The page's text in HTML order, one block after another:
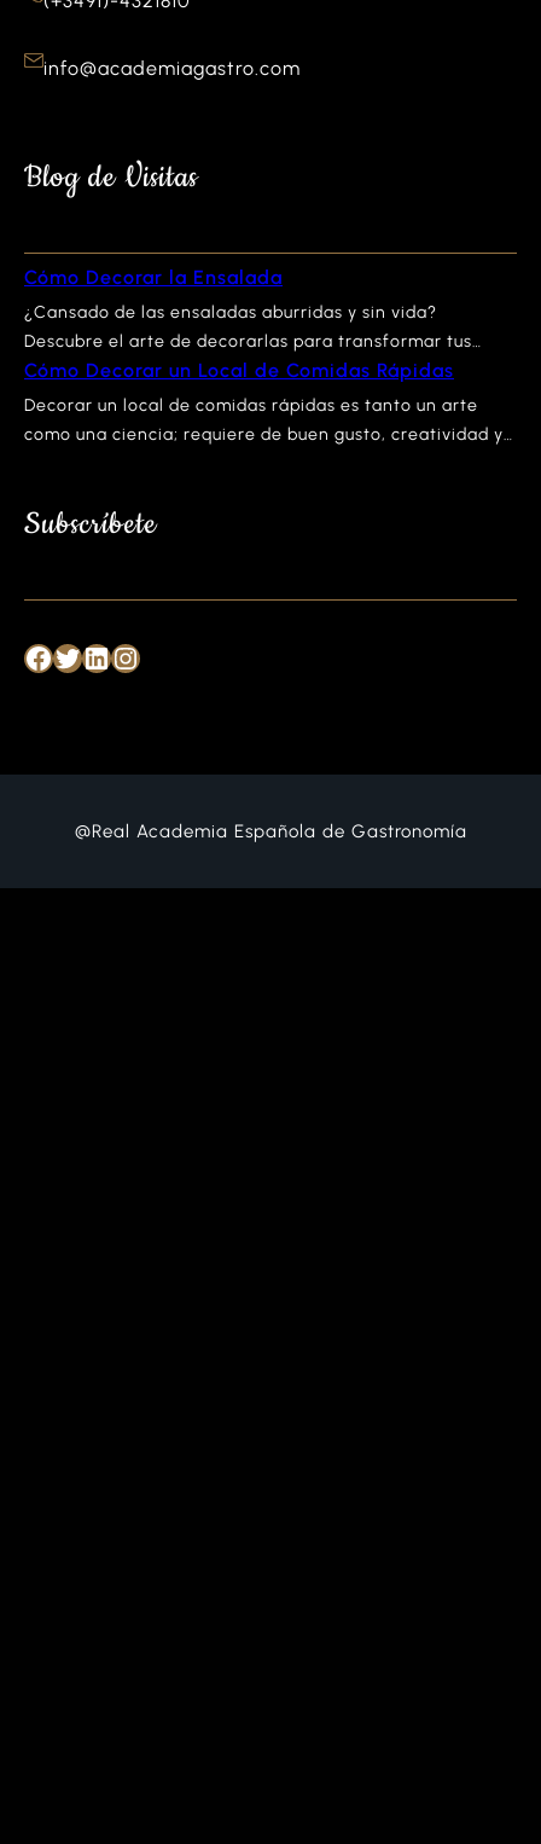
info@academiagastro.com
Blog de Visitas
Cómo Decorar la Ensalada
¿Cansado de las ensaladas aburridas y sin vida?
Descubre el arte de decorarlas para transformar tus
platos en auténticas obras maestras culinarias. No sólo
se trata de combinar ingredientes saludables, sino de
presentarlos de manera que deleiten tanto la vista como
Cómo Decorar un Local de Comidas Rápidas
Decorar un local de comidas rápidas es tanto un arte
como una ciencia; requiere de buen gusto, creatividad y
descubrirás estrategias efectivas y consejos innovadores
Subscríbete
Facebook Twitter LinkedIn Instagram
@Real Academia Española de Gastronomía